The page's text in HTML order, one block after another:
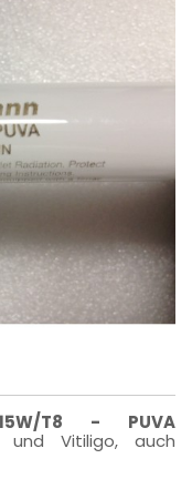
T8 -
PUVA
und Vitiligo, auch